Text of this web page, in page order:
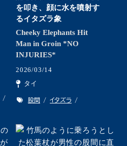
を叩き、顔に水を噴射す
るイタズラ象
Cheeky Elephants Hit
Man in Groin *NO
INJURIES*
2026/03/14
タイ
股間 イタズラ